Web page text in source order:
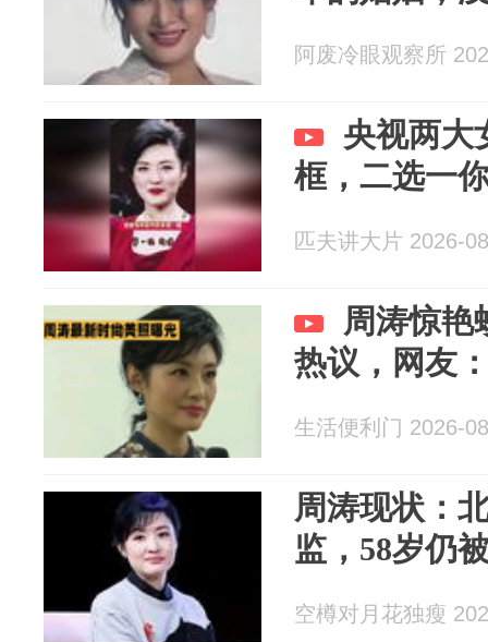
阿废冷眼观察所
央视两大
框，二选一
匹夫讲大片 2026-
周涛惊艳
热议，网友
生活便利门 2026-
周涛现状：
监，58岁仍
空樽对月花独瘦